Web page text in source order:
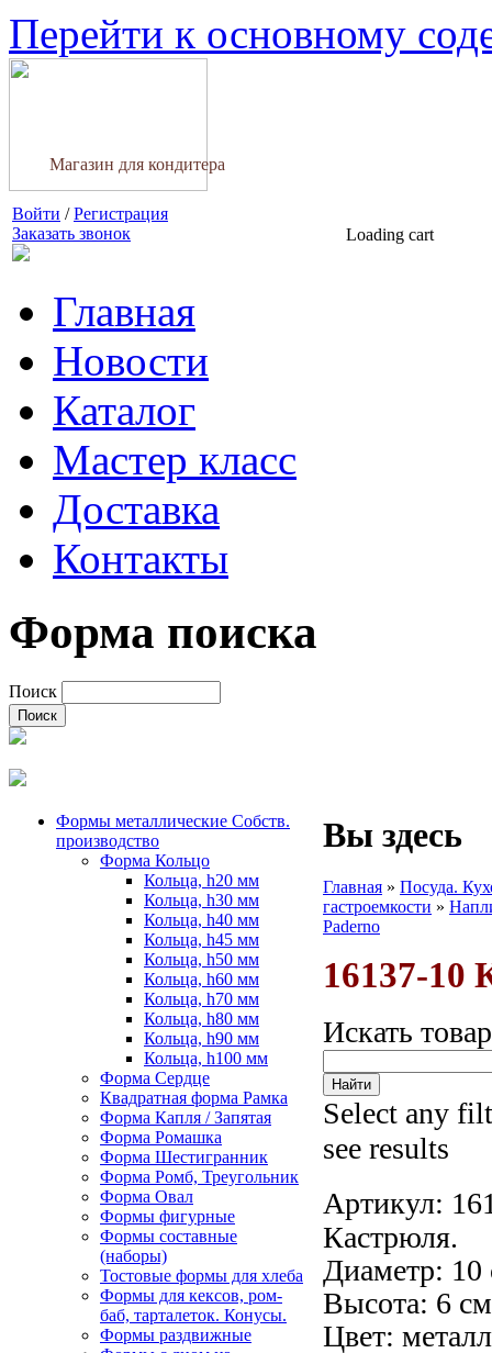
Перейти к основному
Магазин для кондитера
Войти /Регистрация
Заказать звонок
Loading cart
Главная
Новости
Каталог
Мастер класс
Доставка
Контакты
Форма поиска
Поиск
Формы металлические Собств.
производство
Форма Кольцо
Кольца, h20 мм
Кольца, h30 мм
Кольца, h40 мм
Кольца, h45 мм
Кольца, h50 мм
Кольца, h60 мм
Кольца, h70 мм
Кольца, h80 мм
Кольца, h90 мм
Кольца, h100 мм
Форма Сердце
Квадратная форма Рамка
Форма Капля / Запятая
Форма Ромашка
Форма Шестигранник
Форма Ромб, Треугольник
Форма Овал
Формы фигурные
Формы составные
(наборы)
Тостовые формы для хлеба
Формы для кексов, ром-
баб, тарталеток. Конусы.
Формы раздвижные
Вы здесь
Главная » Посуда.
гастроемкости »
Paderno
16137-10
Искать
Select any
see results
Артикул:
Кастрюля.
Диаметр: 10
Высота: 6
Цвет: